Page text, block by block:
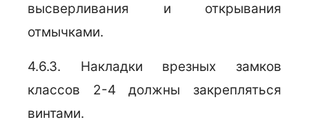
высверливания и открывания
отмычками.
4.6.3. Накладки врезных замков
классов 2-4 должны закрепляться
винтами.